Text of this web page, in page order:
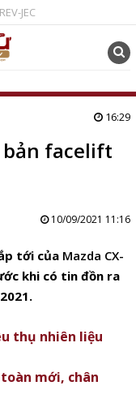
REV-JEC
16:29
bản facelift
10/09/2021 11:16
tới của Mazda CX-
khi có tin đồn ra
thụ nhiên liệu
mới, chân